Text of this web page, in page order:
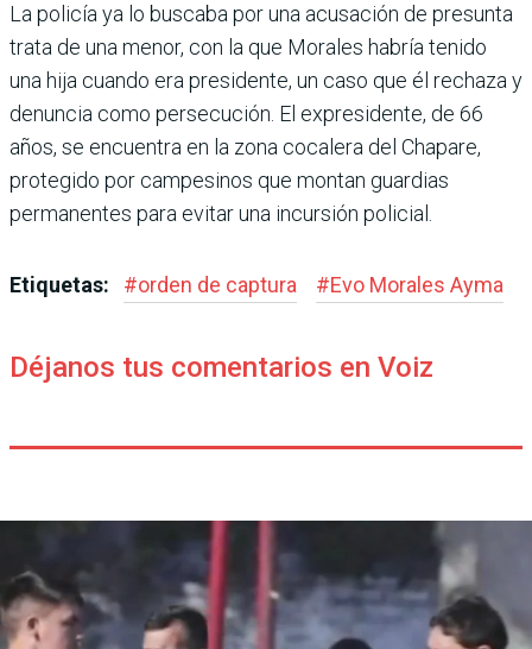
La policía ya lo buscaba por una acusación de presunta
trata de una menor, con la que Morales habría tenido
una hija cuando era presidente, un caso que él rechaza y
denuncia como persecución. El expresidente, de 66
años, se encuentra en la zona cocalera del Chapare,
protegido por campesinos que montan guardias
permanentes para evitar una incursión policial.
Etiquetas: #orden de captura #Evo Morales Ayma
Déjanos tus comentarios en Voiz